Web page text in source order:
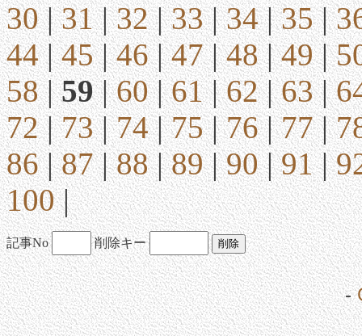
30|31|32|33|34|35|
44|45|46|47|48|49|
58|59|60|61|62|63|
72|73|74|75|76|77|
86|87|88|89|90|91|
100|
記事No 削除キー
-